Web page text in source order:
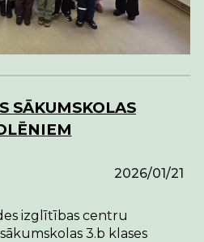
SĀKUMSKOLAS
2026/01/21
izglītības centru
3.b klases